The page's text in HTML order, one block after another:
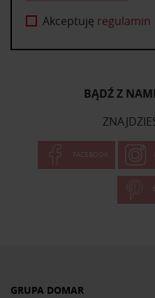
Akceptuję regulamin
BĄDŹ Z
FACEBOOK
GRUPA DOMAR